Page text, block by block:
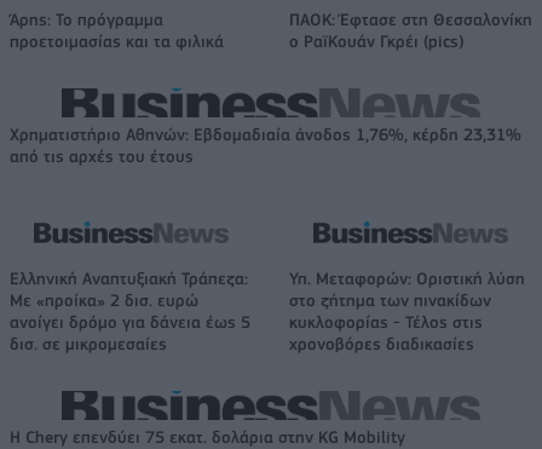
Άρης: Το πρόγραμμα
προετοιμασίας και τα φιλικά
ΠΑΟΚ: Έφτασε στη Θεσσαλονίκη
ο ΡαϊΚουάν Γκρέι (pics)
Χρηματιστήριο Αθηνών: Εβδομαδιαία άνοδος 1,76%, κέρδη 23,31%
από τις αρχές του έτους
Ελληνική Αναπτυξιακή Τράπεζα:
Με «προίκα» 2 δισ. ευρώ
ανοίγει δρόμο για δάνεια έως 5
δισ. σε μικρομεσαίες
Υπ. Μεταφορών: Οριστική λύση
στο ζήτημα των πινακίδων
κυκλοφορίας - Τέλος στις
χρονοβόρες διαδικασίες
Η Chery επενδύει 75 εκατ. δολάρια στην KG Mobility